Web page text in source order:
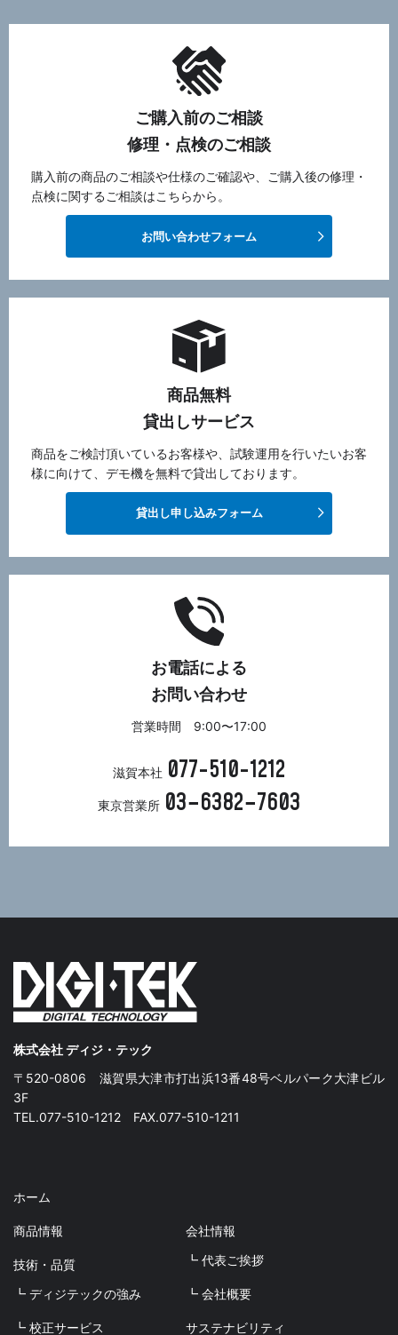
ご購入前のご相談
修理・点検のご相談
購入前の商品のご相談や仕様のご確認や、ご購入後の修理・
点検に関するご相談はこちらから。
お問い合わせフォーム
商品無料
貸出しサービス
商品をご検討頂いているお客様や、試験運用を行いたいお客
様に向けて、デモ機を無料で貸出しております。
貸出し申し込みフォーム
お電話による
お問い合わせ
営業時間 9:00〜17:00
滋賀本社 077-510-1212
東京営業所 03−6382−7603
株式会社 ディジ・テック
〒520-0806 滋賀県大津市打出浜13番48号ベルパーク大津ビル
3F
TEL.077-510-1212 FAX.077-510-1211
ホーム
商品情報
技術・品質
┗ ディジテックの強み
┗ 校正サービス
会社情報
┗ 代表ご挨拶
┗ 会社概要
サステナビリティ